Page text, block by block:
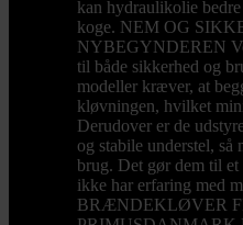
kan hydraulikolie
koge. NEM OG
NYBEGYNDEREN
til både sikkerhed og
modeller kræver, at
kløvningen, hvilket
Derudover er de
og stabile understel, så
brug. Det gør dem til
ikke har erfaring med
BRÆNDEKLØVER